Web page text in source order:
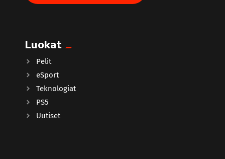
Luokat
Pelit
eSport
Teknologiat
PS5
Uutiset